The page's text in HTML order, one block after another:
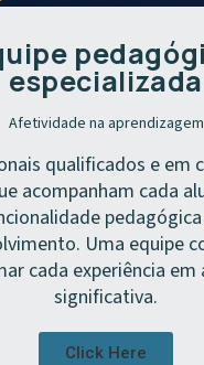
especializada
Afetividade na aprendizagem
qualificados e em
acompanham cada
Uma equipe
cada experiência em
significativa.
Click Here